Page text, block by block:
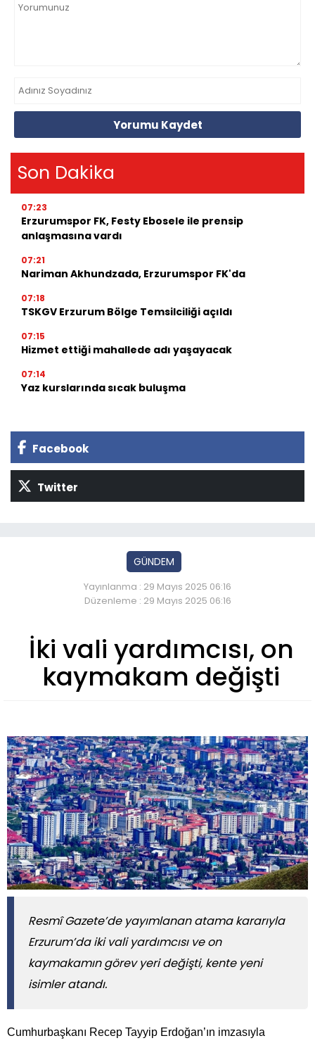
Yorumu Kaydet
Son Dakika
07:23
Erzurumspor FK, Festy Ebosele ile prensip
anlaşmasına vardı
07:21
Nariman Akhundzada, Erzurumspor FK'da
07:18
TSKGV Erzurum Bölge Temsilciliği açıldı
07:15
Hizmet ettiği mahallede adı yaşayacak
07:14
Yaz kurslarında sıcak buluşma
Facebook
Twitter
GÜNDEM
Yayınlanma : 29 Mayıs 2025 06:16
Düzenleme : 29 Mayıs 2025 06:16
İki vali yardımcısı, on
kaymakam değişti
Resmî Gazete’de yayımlanan atama kararıyla
Erzurum’da iki vali yardımcısı ve on
kaymakamın görev yeri değişti, kente yeni
isimler atandı.
Cumhurbaşkanı Recep Tayyip Erdoğan’ın imzasıyla